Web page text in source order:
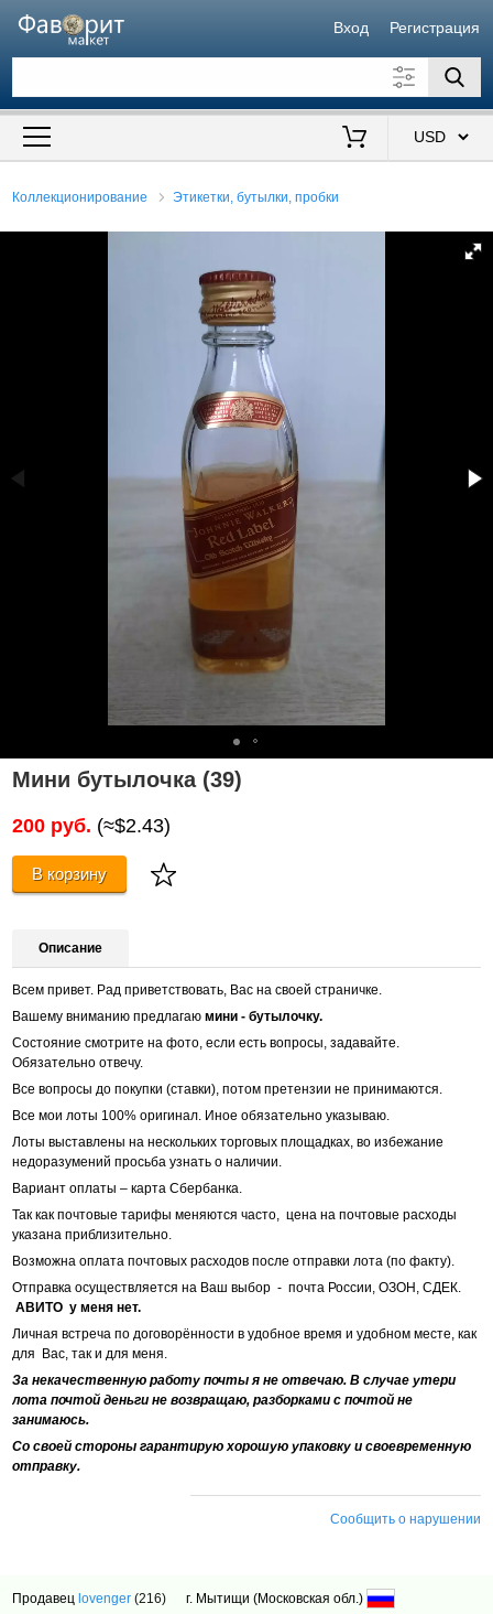
Вход Регистрация
Искать также в описании
Коллекционирование Этикетки, бутылки, пробки
Мини бутылочка (39)
200 руб. (≈$2.43)
В корзину
Описание
Всем привет. Рад приветствовать, Вас на своей страничке.
Вашему вниманию предлагаюмини - бутылочку.
Состояние смотрите на фото, если есть вопросы, задавайте.
Обязательно отвечу.
Все вопросы до покупки (ставки), потом претензии не принимаются.
Все мои лоты 100% оригинал. Иное обязательно указываю.
Лоты выставлены на нескольких торговых площадках, во избежание
недоразумений просьба узнать о наличии.
Вариант оплаты – карта Сбербанка.
Так как почтовые тарифы меняются часто, цена на почтовые расходы
указана приблизительно.
Возможна оплата почтовых расходов после отправки лота (по факту).
Отправка осуществляется на Ваш выбор - почта России, ОЗОН, СДЕК.
АВИТО у меня нет.
Личная встреча по договорённости в удобное время и удобном месте, как
для Вас, так и для меня.
За некачественную работу почты я не отвечаю. В случае утери
лота почтой деньги не возвращаю, разборками с почтой не
занимаюсь.
Со своей стороны гарантирую хорошую упаковку и своевременную
отправку.
Сообщить о нарушении
Продавец lovenger (216) г. Мытищи (Московская обл.)